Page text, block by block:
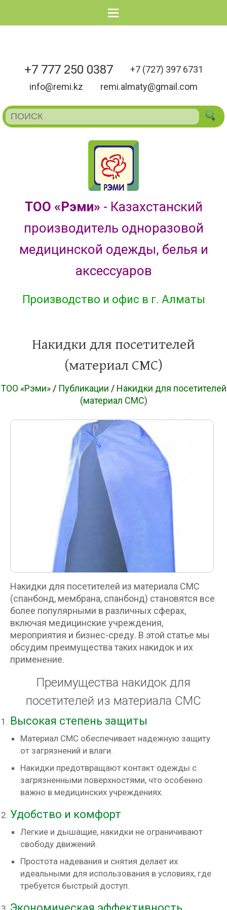
+7 777 250 0387
+7 (727) 397 6731
info@remi.kz
remi.almaty@gmail.com
ТОО «Рэми» - Казахстанский
производитель одноразовой
медицинской одежды, белья и
аксессуаров
Производство и офис в г. Алматы
Накидки для посетителей
(материал СМС)
ТОО «Рэми» / Публикации / Накидки для посетителей
(материал СМС)
Накидки для посетителей из материала СМС
(спанбонд, мембрана, спанбонд) становятся все
более популярными в различных сферах,
включая медицинские учреждения,
мероприятия и бизнес-среду. В этой статье мы
обсудим преимущества таких накидок и их
применение.
Преимущества накидок для
посетителей из материала СМС
Высокая степень защиты
Материал СМС обеспечивает надежную защиту
от загрязнений и влаги.
Накидки предотвращают контакт одежды с
загрязненными поверхностями, что особенно
важно в медицинских учреждениях.
Удобство и комфорт
Легкие и дышащие, накидки не ограничивают
свободу движений.
Простота надевания и снятия делает их
идеальными для использования в условиях, где
требуется быстрый доступ.